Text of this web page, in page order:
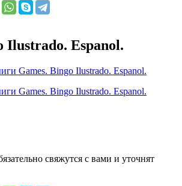
Ilustrado. Espanol.
свяжутся с вами и уточнят